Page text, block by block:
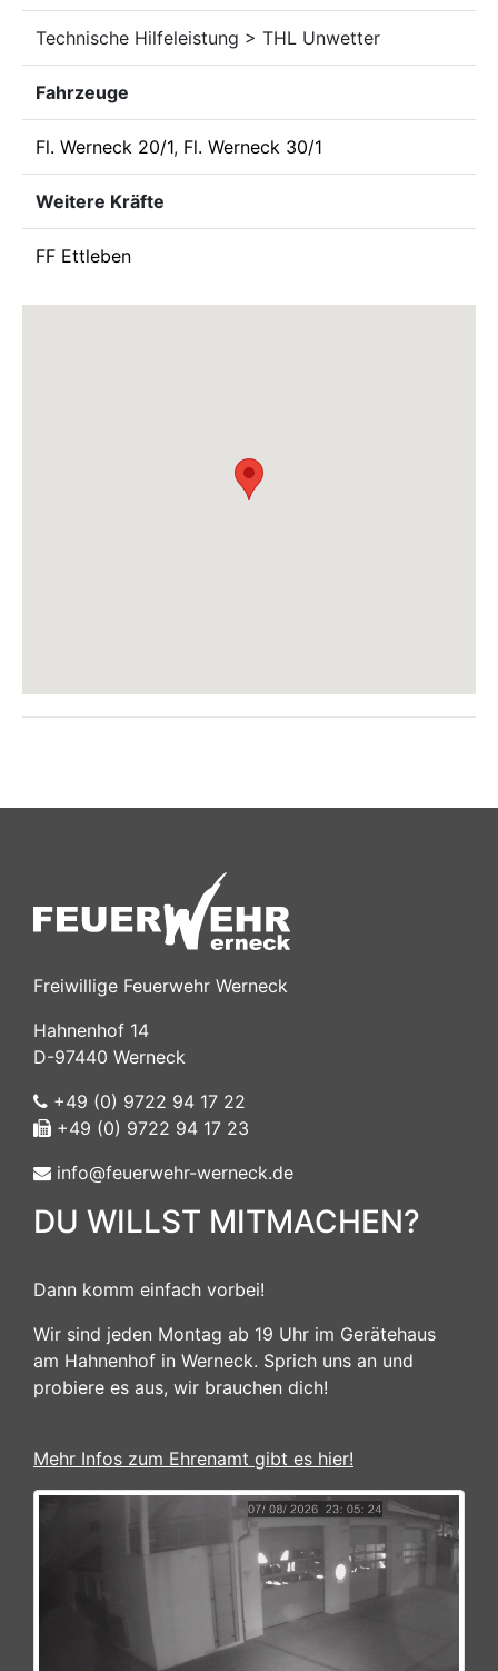
Technische Hilfeleistung > THL Unwetter
Fahrzeuge
Fl. Werneck 20/1, Fl. Werneck 30/1
Weitere Kräfte
FF Ettleben
Freiwillige Feuerwehr Werneck
Hahnenhof 14
D-97440 Werneck
+49 (0) 9722 94 17 22
+49 (0) 9722 94 17 23
info@feuerwehr-werneck.de
DU WILLST MITMACHEN?
Dann komm einfach vorbei!
Wir sind jeden Montag ab 19 Uhr im Gerätehaus
am Hahnenhof in Werneck. Sprich uns an und
probiere es aus, wir brauchen dich!
Mehr Infos zum Ehrenamt gibt es hier!